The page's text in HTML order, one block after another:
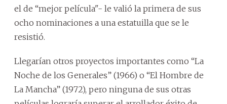
el de “mejor película"- le valió la primera de sus
ocho nominaciones a una estatuilla que se le
resistió.
Llegarían otros proyectos importantes como “La
Noche de los Generales” (1966) o “El Hombre de
La Mancha” (1972), pero ninguna de sus otras